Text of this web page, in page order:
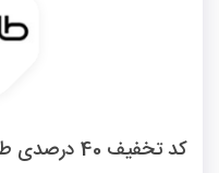
کد تخفیف 40 درصدی طاقچه برای کتاب صوتی